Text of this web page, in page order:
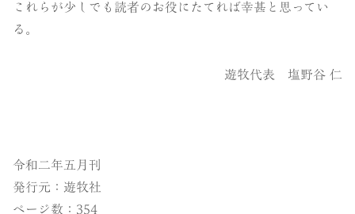
これらが少しでも読者のお役にたてれば幸甚と思ってい
る。
遊牧代表 塩野谷 仁
令和二年五月刊
発行元：遊牧社
ページ数：354